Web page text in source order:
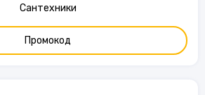
Сантехники
Промокод